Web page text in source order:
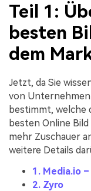
Teil 1:
besten
dem
Jetzt, da Sie
von Unternehmen
bestimmt, welche
besten Online
mehr Zuschauer
weitere Details
1. Media.io
2. Zyro